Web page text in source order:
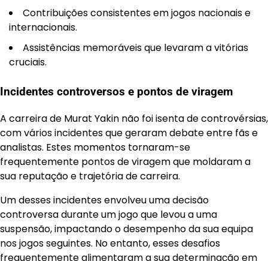
Contribuições consistentes em jogos nacionais e
internacionais.
Assistências memoráveis que levaram a vitórias
cruciais.
Incidentes controversos e pontos de viragem
A carreira de Murat Yakin não foi isenta de controvérsias,
com vários incidentes que geraram debate entre fãs e
analistas. Estes momentos tornaram-se
frequentemente pontos de viragem que moldaram a
sua reputação e trajetória de carreira.
Um desses incidentes envolveu uma decisão
controversa durante um jogo que levou a uma
suspensão, impactando o desempenho da sua equipa
nos jogos seguintes. No entanto, esses desafios
frequentemente alimentaram a sua determinação em